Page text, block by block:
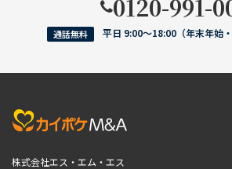
0120-991-
通話無料 平日 9:00〜18:00（年末年始・
株式会社エス・エム・エス